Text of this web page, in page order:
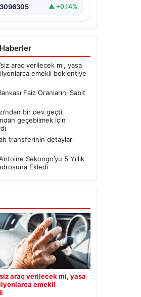
3096305 ▲ +0.14%
araç verilecek mi, yasa
emekli beklentiye
Faiz Oranlarını Sabit
bir dev geçti.
geçebilmek için
transferinin detayları
Sekongo’yu 5 Yıllık
Ekledi
araç verilecek mi, yasa
emekli